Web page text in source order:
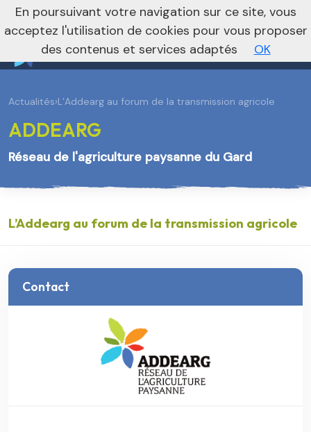
Vers le site national
Actualités›L’Addearg au forum de la transmission agricole
ADDEARG
Réseau de l'agriculture paysanne du Gard
L’Addearg au forum de la transmission agricole
Contact
En poursuivant votre navigation sur ce site, vous
acceptez l'utilisation de cookies pour vous proposer
des contenus et services adaptés
OK